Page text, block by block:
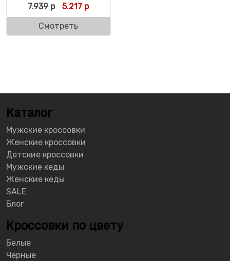
7.939р Первоначальная цена составляла 7.939 р.
5.217 рТекущая цена: 5.217 р.
Смотреть
Каталог
Мужские кроссовки
Женские кроссовки
Детские кроссовки
Мужские кеды
Женские кеды
SALE
Блог
Кроссовки по цвету
Белые
Черные